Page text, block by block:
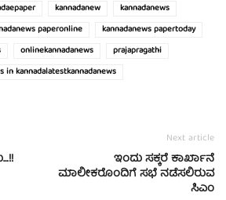
kannadanew
kannadanews
paperonline
kannadanews papertoday
onlinekannadanews
prajapragathi
in kannadalatestkannadanews
Next article
ಇಂದು ಸಕ್ಕರೆ ಕಾರ್ಖಾನೆ
ಮಾಲೀಕರೊಂದಿಗೆ ಸಭೆ ನಡೆಸಲಿರುವ
ಸಿಎಂ